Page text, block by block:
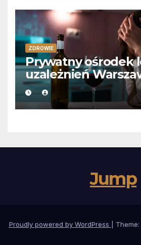
ZDROWIE
Prywatny ośrodek
uzależnień
Jump
Proudly powered by WordPress Theme: